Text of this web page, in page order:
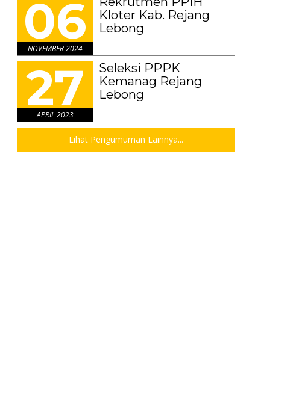
06
NOVEMBER 2024
Kloter Kab. Rejang
Lebong
27
APRIL 2023
Seleksi PPPK
Kemanag Rejang
Lebong
Lihat Pengumuman Lainnya...